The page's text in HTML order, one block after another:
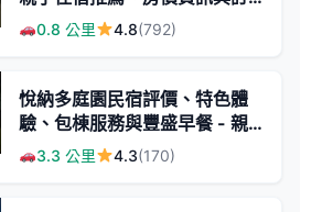
房連結 - 花蓮鯉魚潭親子生態
0.8 公里 4.8(792)
悅納多庭園民宿評價、特色體
驗、包棟服務與豐盛早餐 - 親
子友善與團體聚會首選
3.3 公里 4.3(170)